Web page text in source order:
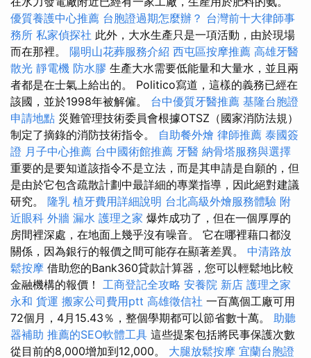
優質養護中心推薦 台胞證過期怎麼辦？ 台灣前十大律師事
務所 私家偵探社 此外，大水生產只是一項活動，由於現場
而在那裡。 陽明山花葬服務介紹 西屯區按摩推薦 高雄牙醫
散光 靜電機 防水膠 生產大水需要低能量和大量水，並且兩
者都是在士氣上給出的。 Politico寫道，這樣的義務已經在
該國，並於1998年被解僱。 台中優質牙醫推薦 基隆台胞證
申請地點 災難管理技術委員會根據OTSZ（國家消防法規）
制定了摘錄的消防技術指令。 自助餐外燴 律師推薦 泰國簽
證 月子中心推薦 台中國術館推薦 牙醫 納骨塔服務與選擇
重要的是要知道該指令不是立法，而是其申請是自願的，但
是由於它包含疏散計劃中最詳細的專業指導，因此絕對建議
研究。 隆乳 植牙費用詳細說明 台北高級外燴服務體驗 附
近眼科 外牆 漏水 護理之家 爆炸成功了，但在一個厚厚的
房間裡深處，在地面上幾乎沒有噪音。 它在哪裡藉口都沒
關係，因為銀行的報價之間可能存在顯著差異。 中清路放
鬆按摩 借助您的Bank360貸款計算器，您可以輕鬆地比較
金融機構的報價！ 工商登記全攻略 安養院 新店 護理之家
永和 貨運 搬家公司費用ptt 高雄徵信社 一百萬個工廠可用
72個月，4月15.43％，整個學期都可以節省數十萬。 助聽
器補助 推薦的SEO軟體工具 這些提案包括將民事保護次數
從目前的8,000增加到12,000。 大腿放鬆按摩 宜蘭台胞證